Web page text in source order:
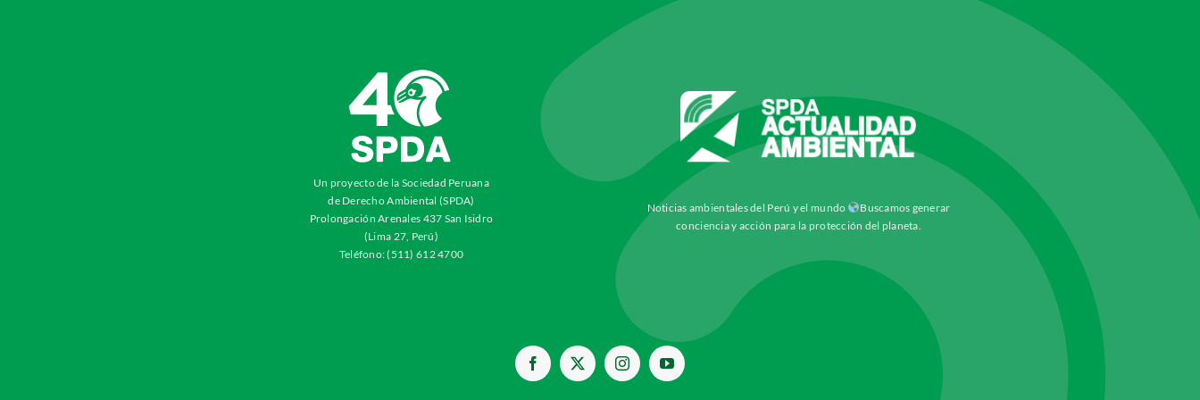
Un proyecto de la Sociedad Peruana
de Derecho Ambiental (SPDA)
Prolongación Arenales 437 San Isidro
(Lima 27, Perú)
Teléfono: (511) 612 4700
Noticias ambientales del Perú y el mundo
Buscamos generar
conciencia y acción para la protección del planeta.